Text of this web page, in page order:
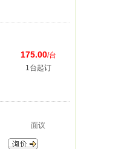
175.00/台
1台起订
面议